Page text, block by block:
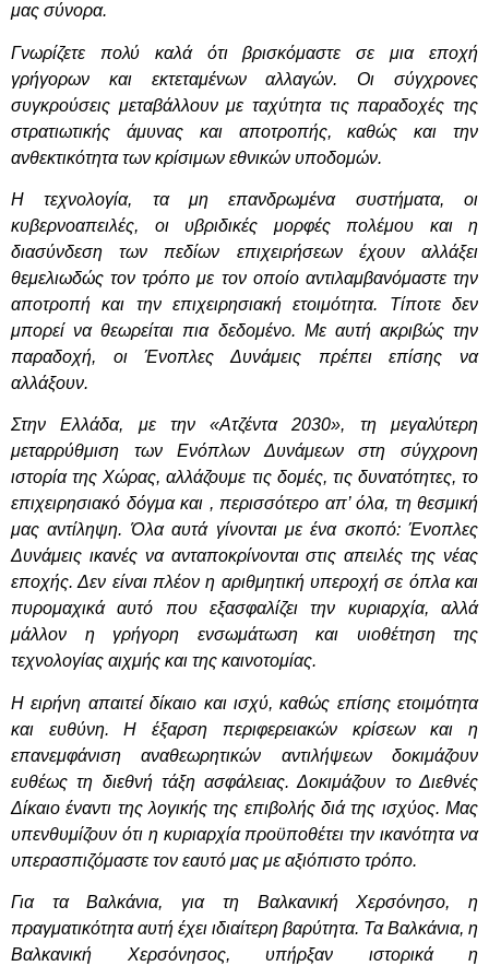
μας σύνορα.
Γνωρίζετε πολύ καλά ότι βρισκόμαστε σε μια εποχή
γρήγορων και εκτεταμένων αλλαγών. Οι σύγχρονες
συγκρούσεις μεταβάλλουν με ταχύτητα τις παραδοχές της
στρατιωτικής άμυνας και αποτροπής, καθώς και την
ανθεκτικότητα των κρίσιμων εθνικών υποδομών.
Η τεχνολογία, τα μη επανδρωμένα συστήματα, οι
κυβερνοαπειλές, οι υβριδικές μορφές πολέμου και η
διασύνδεση των πεδίων επιχειρήσεων έχουν αλλάξει
θεμελιωδώς τον τρόπο με τον οποίο αντιλαμβανόμαστε την
αποτροπή και την επιχειρησιακή ετοιμότητα. Τίποτε δεν
μπορεί να θεωρείται πια δεδομένο. Με αυτή ακριβώς την
παραδοχή, οι Ένοπλες Δυνάμεις πρέπει επίσης να
αλλάξουν.
Στην Ελλάδα, με την «Ατζέντα 2030», τη μεγαλύτερη
μεταρρύθμιση των Ενόπλων Δυνάμεων στη σύγχρονη
ιστορία της Χώρας, αλλάζουμε τις δομές, τις δυνατότητες, το
επιχειρησιακό δόγμα και , περισσότερο απ’ όλα, τη θεσμική
μας αντίληψη. Όλα αυτά γίνονται με ένα σκοπό: Ένοπλες
Δυνάμεις ικανές να ανταποκρίνονται στις απειλές της νέας
εποχής. Δεν είναι πλέον η αριθμητική υπεροχή σε όπλα και
πυρομαχικά αυτό που εξασφαλίζει την κυριαρχία, αλλά
μάλλον η γρήγορη ενσωμάτωση και υιοθέτηση της
τεχνολογίας αιχμής και της καινοτομίας.
Η ειρήνη απαιτεί δίκαιο και ισχύ, καθώς επίσης ετοιμότητα
και ευθύνη. Η έξαρση περιφερειακών κρίσεων και η
επανεμφάνιση αναθεωρητικών αντιλήψεων δοκιμάζουν
ευθέως τη διεθνή τάξη ασφάλειας. Δοκιμάζουν το Διεθνές
Δίκαιο έναντι της λογικής της επιβολής διά της ισχύος. Μας
υπενθυμίζουν ότι η κυριαρχία προϋποθέτει την ικανότητα να
υπερασπιζόμαστε τον εαυτό μας με αξιόπιστο τρόπο.
Για τα Βαλκάνια, για τη Βαλκανική Χερσόνησο, η
πραγματικότητα αυτή έχει ιδιαίτερη βαρύτητα. Τα Βαλκάνια, η
Βαλκανική Χερσόνησος, υπήρξαν ιστορικά η